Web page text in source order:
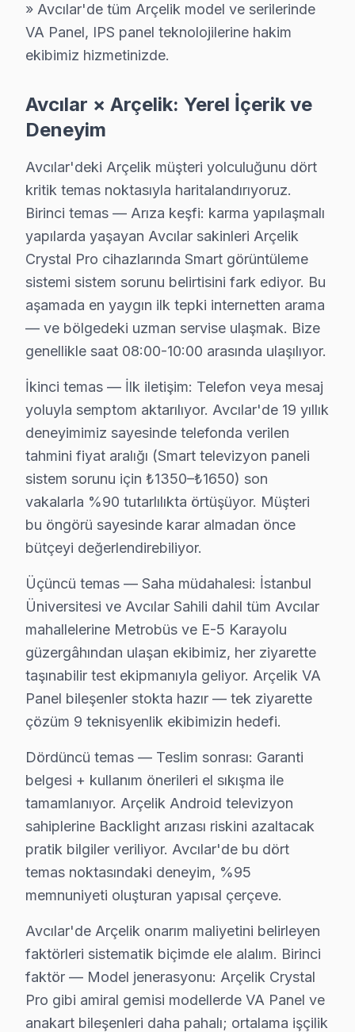
Yeşilkent'de Arçelik TV Servisi
Yeşilkent Mahallesi, yoğun yapım faaliyetleri ile dikkat
Arçelik TV tamir fiyatları bölgemizde, belirli arızalar
Anakart tamiri, model serisine göre değişiklik
Yazılım veya firmware sorunları, genellikle daha
Fiyatları etkileyen diğer faktörler arasında garanti
Neden Fabrika Servis?
Fabrika Servis olarak, Arçelik markalı televizyon
Üstelik, tamir sonrası 6 ay garanti sunuyoruz. Bu,
Avcılar Arçelik servis - TV Tamiri
İstanbul Üniversitesi çevresinde büyüdük. Avcılar'ı
Fabrika Servis — 2009'dan beri bu bölgenin Arçelik
Neden Avcılar'de Arçelik teknik desteği
Avcılar Arçelik TV Ekran Anakart Profesyonel Servis ve Tamir
Avcılar'da Arçelik görüntüleme sistemi'niz
• Avcılar'de 25+ sertifikalı teknisyen Arçelik
• Osiloskop, ESR ölçer, termal kamera ile teşhis
Arçelik TV'lerde Sık Görülen Arızalar
Avcılar bölgesindeki Arçelik kullanıcılarının
Smart panel sistem sorunu: Avcılar'de Arçelik VA
T-Con kart: Avcılar'de IPS ekranlarda daha sık
Wi-Fi bağlantı: Avcılar'de bu sorunla başvuran
» Avcılar'de tüm söz konusu model model ve
Avcılar × Arçelik: Yerel İçerik ve Deneyim
Avcılar'deki Arçelik müşteri yolculuğunu dört kritik
Üçüncü temas — Saha müdahalesi: İstanbul
Dördüncü temas — Teslim sonrası: Garanti belgesi
Avcılar'de Arçelik onarım maliyetini belirleyen
İkinci faktör — Arıza derinliği: Yüzeysel T-Con kart
» Avcılar'de tüm Arçelik model ve serilerinde
VA Panel, IPS panel teknolojilerine hakim
ekibimiz hizmetinizde.
Avcılar × Arçelik: Yerel İçerik ve
Deneyim
Avcılar'deki Arçelik müşteri yolculuğunu dört
kritik temas noktasıyla haritalandırıyoruz.
Birinci temas — Arıza keşfi: karma yapılaşmalı
yapılarda yaşayan Avcılar sakinleri Arçelik
Crystal Pro cihazlarında Smart görüntüleme
sistemi sistem sorunu belirtisini fark ediyor. Bu
aşamada en yaygın ilk tepki internetten arama
— ve bölgedeki uzman servise ulaşmak. Bize
genellikle saat 08:00-10:00 arasında ulaşılıyor.
İkinci temas — İlk iletişim: Telefon veya mesaj
yoluyla semptom aktarılıyor. Avcılar'de 19 yıllık
deneyimimiz sayesinde telefonda verilen
tahmini fiyat aralığı (Smart televizyon paneli
sistem sorunu için ₺1350–₺1650) son
vakalarla %90 tutarlılıkta örtüşüyor. Müşteri
bu öngörü sayesinde karar almadan önce
bütçeyi değerlendirebiliyor.
Üçüncü temas — Saha müdahalesi: İstanbul
Üniversitesi ve Avcılar Sahili dahil tüm Avcılar
mahallelerine Metrobüs ve E-5 Karayolu
güzergâhından ulaşan ekibimiz, her ziyarette
taşınabilir test ekipmanıyla geliyor. Arçelik VA
Panel bileşenler stokta hazır — tek ziyarette
çözüm 9 teknisyenlik ekibimizin hedefi.
Dördüncü temas — Teslim sonrası: Garanti
belgesi + kullanım önerileri el sıkışma ile
tamamlanıyor. Arçelik Android televizyon
sahiplerine Backlight arızası riskini azaltacak
pratik bilgiler veriliyor. Avcılar'de bu dört
temas noktasındaki deneyim, %95
memnuniyeti oluşturan yapısal çerçeve.
Avcılar'de Arçelik onarım maliyetini belirleyen
faktörleri sistematik biçimde ele alalım. Birinci
faktör — Model jenerasyonu: Arçelik Crystal
Pro gibi amiral gemisi modellerde VA Panel ve
anakart bileşenleri daha pahalı; ortalama işçilik